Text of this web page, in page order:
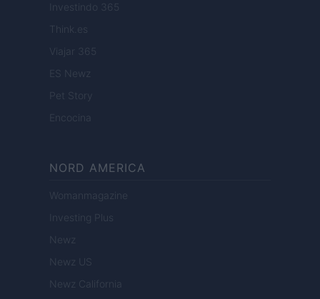
Investindo 365
Think.es
Viajar 365
ES Newz
Pet Story
Encocina
NORD AMERICA
Womanmagazine
Investing Plus
Newz
Newz US
Newz California